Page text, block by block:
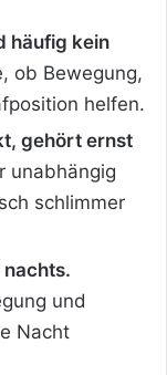
häufig kein
ob Bewegung,
helfen.
gehört ernst
unabhängig
schlimmer
und
Nacht